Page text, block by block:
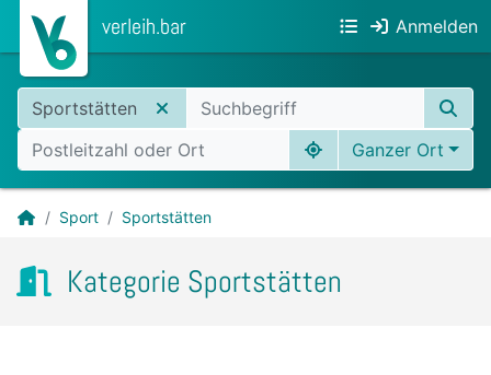
verleih.bar Anmelden
Sportstätten
Ganzer Ort
Sport Sportstätten
Kategorie Sportstätten